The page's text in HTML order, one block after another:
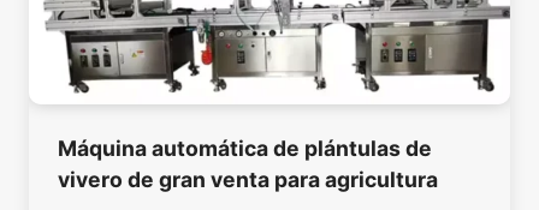
Máquina automática de plántulas de
vivero de gran venta para agricultura